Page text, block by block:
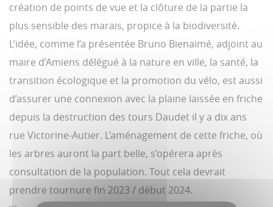
création de points de vue et la clôture de la partie la
plus sensible des marais, propice à la biodiversité.
L’idée, comme l’a présentée Bruno Bienaimé, adjoint au
maire d’Amiens délégué à la nature en ville, la santé, la
transition écologique et la promotion du vélo, est aussi
d’assurer une connexion avec la plaine laissée en friche
depuis la destruction des tours Daudet il y a dix ans
rue Victorine-Autier. L’aménagement de cette friche, où
les arbres auront la part belle, s’opérera après
consultation de la population. Tout cela devrait
prendre tournure fin 2023 / début 2024.